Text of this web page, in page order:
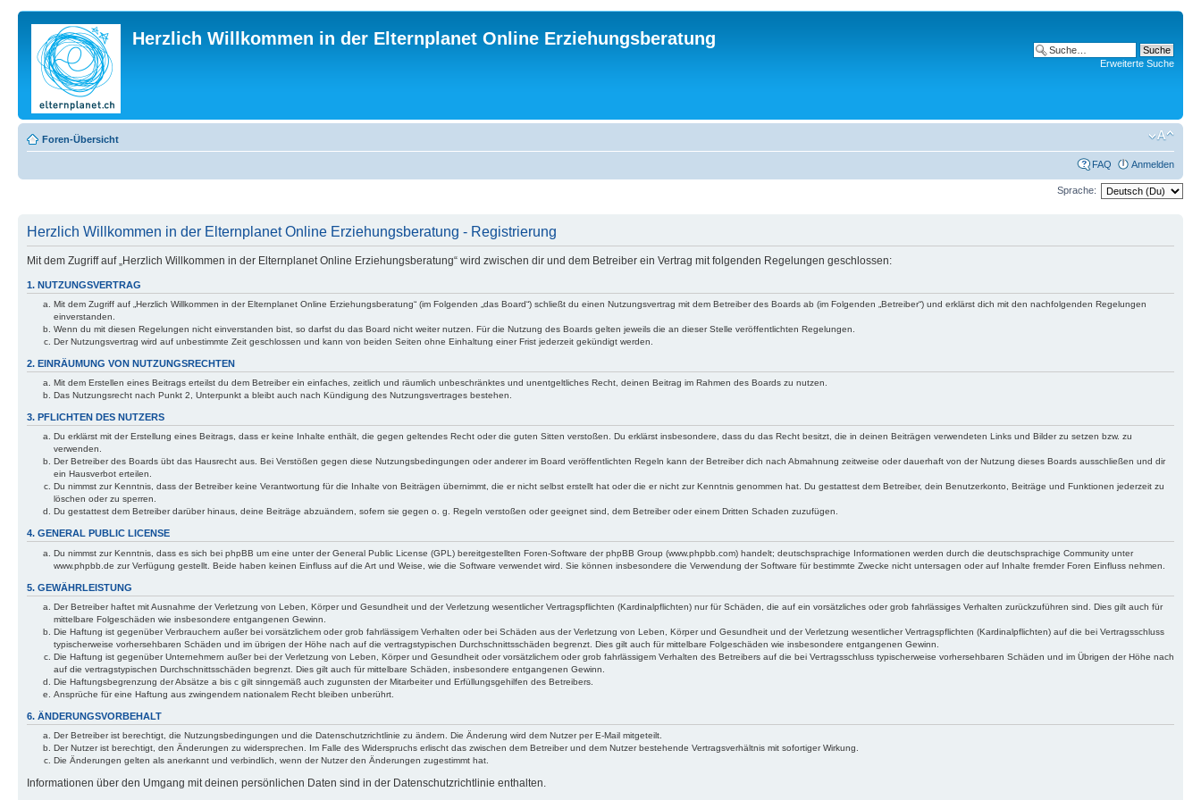
Herzlich Willkommen in der Elternplanet Online Erziehungsberatung
Erweiterte Suche
Foren-Übersicht
FAQ Anmelden
Sprache:
Herzlich Willkommen in der Elternplanet Online Erziehungsberatung - Registrierung
Mit dem Zugriff auf „Herzlich Willkommen in der Elternplanet Online Erziehungsberatung“ wird zwischen dir und dem Betreiber ein Vertrag mit folgenden Regelungen geschlossen:
1. NUTZUNGSVERTRAG
Mit dem Zugriff auf „Herzlich Willkommen in der Elternplanet Online Erziehungsberatung“ (im Folgenden „das Board“) schließt du einen Nutzungsvertrag mit dem Betreiber des Boards ab (im Folgenden „Betreiber“) und erklärst dich mit den nachfolgenden Regelungen
einverstanden.
Wenn du mit diesen Regelungen nicht einverstanden bist, so darfst du das Board nicht weiter nutzen. Für die Nutzung des Boards gelten jeweils die an dieser Stelle veröffentlichten Regelungen.
Der Nutzungsvertrag wird auf unbestimmte Zeit geschlossen und kann von beiden Seiten ohne Einhaltung einer Frist jederzeit gekündigt werden.
2. EINRÄUMUNG VON NUTZUNGSRECHTEN
Mit dem Erstellen eines Beitrags erteilst du dem Betreiber ein einfaches, zeitlich und räumlich unbeschränktes und unentgeltliches Recht, deinen Beitrag im Rahmen des Boards zu nutzen.
Das Nutzungsrecht nach Punkt 2, Unterpunkt a bleibt auch nach Kündigung des Nutzungsvertrages bestehen.
3. PFLICHTEN DES NUTZERS
Du erklärst mit der Erstellung eines Beitrags, dass er keine Inhalte enthält, die gegen geltendes Recht oder die guten Sitten verstoßen. Du erklärst insbesondere, dass du das Recht besitzt, die in deinen Beiträgen verwendeten Links und Bilder zu setzen bzw. zu
verwenden.
Der Betreiber des Boards übt das Hausrecht aus. Bei Verstößen gegen diese Nutzungsbedingungen oder anderer im Board veröffentlichten Regeln kann der Betreiber dich nach Abmahnung zeitweise oder dauerhaft von der Nutzung dieses Boards ausschließen und dir
ein Hausverbot erteilen.
Du nimmst zur Kenntnis, dass der Betreiber keine Verantwortung für die Inhalte von Beiträgen übernimmt, die er nicht selbst erstellt hat oder die er nicht zur Kenntnis genommen hat. Du gestattest dem Betreiber, dein Benutzerkonto, Beiträge und Funktionen jederzeit zu
löschen oder zu sperren.
Du gestattest dem Betreiber darüber hinaus, deine Beiträge abzuändern, sofern sie gegen o. g. Regeln verstoßen oder geeignet sind, dem Betreiber oder einem Dritten Schaden zuzufügen.
4. GENERAL PUBLIC LICENSE
Du nimmst zur Kenntnis, dass es sich bei phpBB um eine unter der General Public License (GPL) bereitgestellten Foren-Software der phpBB Group (www.phpbb.com) handelt; deutschsprachige Informationen werden durch die deutschsprachige Community unter
www.phpbb.de zur Verfügung gestellt. Beide haben keinen Einfluss auf die Art und Weise, wie die Software verwendet wird. Sie können insbesondere die Verwendung der Software für bestimmte Zwecke nicht untersagen oder auf Inhalte fremder Foren Einfluss nehmen.
5. GEWÄHRLEISTUNG
Der Betreiber haftet mit Ausnahme der Verletzung von Leben, Körper und Gesundheit und der Verletzung wesentlicher Vertragspflichten (Kardinalpflichten) nur für Schäden, die auf ein vorsätzliches oder grob fahrlässiges Verhalten zurückzuführen sind. Dies gilt auch für
mittelbare Folgeschäden wie insbesondere entgangenen Gewinn.
Die Haftung ist gegenüber Verbrauchern außer bei vorsätzlichem oder grob fahrlässigem Verhalten oder bei Schäden aus der Verletzung von Leben, Körper und Gesundheit und der Verletzung wesentlicher Vertragspflichten (Kardinalpflichten) auf die bei Vertragsschluss
typischerweise vorhersehbaren Schäden und im übrigen der Höhe nach auf die vertragstypischen Durchschnittsschäden begrenzt. Dies gilt auch für mittelbare Folgeschäden wie insbesondere entgangenen Gewinn.
Die Haftung ist gegenüber Unternehmern außer bei der Verletzung von Leben, Körper und Gesundheit oder vorsätzlichem oder grob fahrlässigem Verhalten des Betreibers auf die bei Vertragsschluss typischerweise vorhersehbaren Schäden und im Übrigen der Höhe nach
auf die vertragstypischen Durchschnittsschäden begrenzt. Dies gilt auch für mittelbare Schäden, insbesondere entgangenen Gewinn.
Die Haftungsbegrenzung der Absätze a bis c gilt sinngemäß auch zugunsten der Mitarbeiter und Erfüllungsgehilfen des Betreibers.
Ansprüche für eine Haftung aus zwingendem nationalem Recht bleiben unberührt.
6. ÄNDERUNGSVORBEHALT
Der Betreiber ist berechtigt, die Nutzungsbedingungen und die Datenschutzrichtlinie zu ändern. Die Änderung wird dem Nutzer per E-Mail mitgeteilt.
Der Nutzer ist berechtigt, den Änderungen zu widersprechen. Im Falle des Widerspruchs erlischt das zwischen dem Betreiber und dem Nutzer bestehende Vertragsverhältnis mit sofortiger Wirkung.
Die Änderungen gelten als anerkannt und verbindlich, wenn der Nutzer den Änderungen zugestimmt hat.
Informationen über den Umgang mit deinen persönlichen Daten sind in der Datenschutzrichtlinie enthalten.